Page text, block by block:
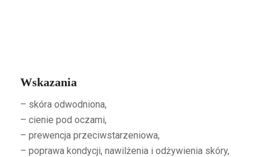
Wskazania
– skóra odwodniona,
– cienie pod oczami,
– prewencja przeciwstarzeniowa,
– poprawa kondycji, nawilżenia i odżywienia skóry,